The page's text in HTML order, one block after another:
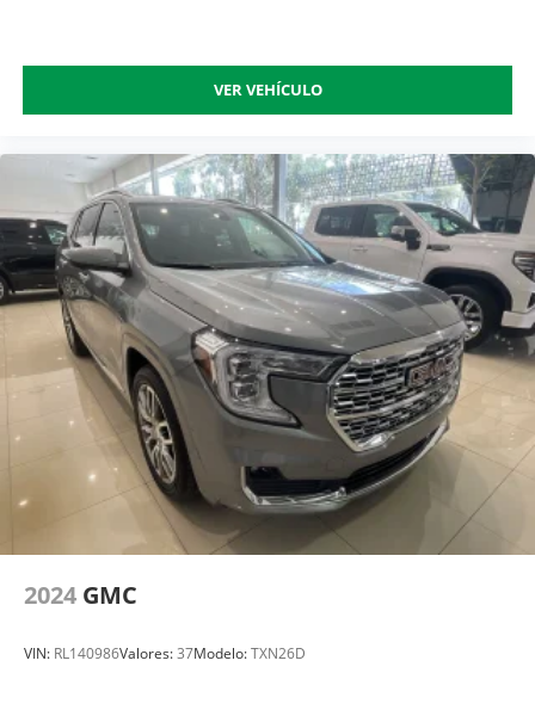
VER VEHÍCULO
2024 GMC
VIN: RL140986Valores:37Modelo:TXN26D